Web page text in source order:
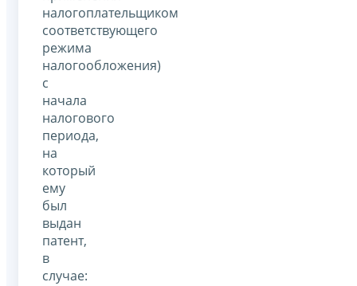
налогоплательщиком
соответствующего
режима
налогообложения)
с
начала
налогового
периода,
на
который
ему
был
выдан
патент,
в
случае: